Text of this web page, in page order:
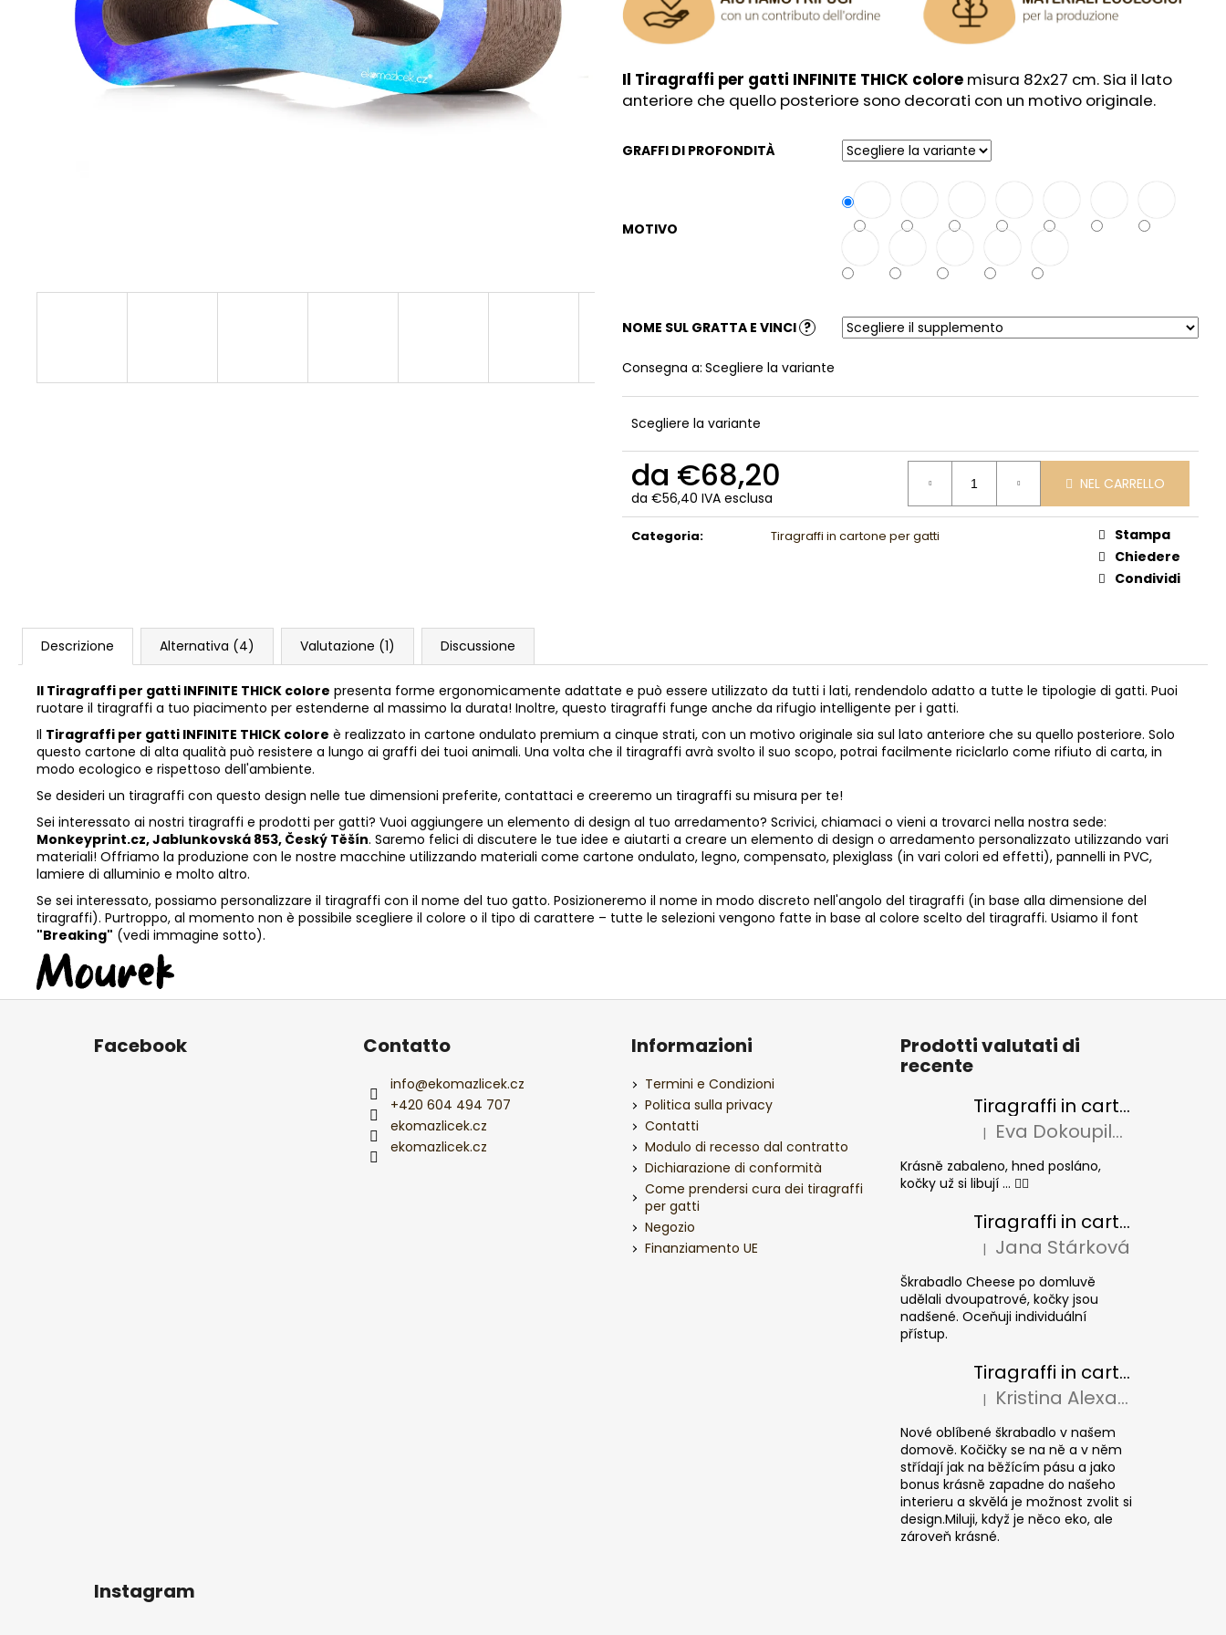
Il Tiragraffi per gatti INFINITE THICK colore misura 82x27 cm. Sia il lato
anteriore che quello posteriore sono decorati con un motivo originale.
GRAFFI DI PROFONDITÀ
MOTIVO
NOME SUL GRATTA E VINCI ?
Consegna a: Scegliere la variante
Scegliere la variante
da €68,20
da €56,40 IVA esclusa
Prezzo
della
misura:
NEL CARRELLO
Categoria: Tiragraffi in cartone per gatti
Stampa
Chiedere
Condividi
Descrizione Alternativa (4) Valutazione (1) Discussione
Il Tiragraffi per gatti INFINITE THICK colore presenta forme ergonomicamente adattate e può essere utilizzato da tutti i lati, rendendolo adatto a tutte le tipologie di gatti. Puoi
ruotare il tiragraffi a tuo piacimento per estenderne al massimo la durata! Inoltre, questo tiragraffi funge anche da rifugio intelligente per i gatti.
Il Tiragraffi per gatti INFINITE THICK colore è realizzato in cartone ondulato premium a cinque strati, con un motivo originale sia sul lato anteriore che su quello posteriore. Solo
questo cartone di alta qualità può resistere a lungo ai graffi dei tuoi animali. Una volta che il tiragraffi avrà svolto il suo scopo, potrai facilmente riciclarlo come rifiuto di carta, in
modo ecologico e rispettoso dell'ambiente.
Se desideri un tiragraffi con questo design nelle tue dimensioni preferite, contattaci e creeremo un tiragraffi su misura per te!
Sei interessato ai nostri tiragraffi e prodotti per gatti? Vuoi aggiungere un elemento di design al tuo arredamento? Scrivici, chiamaci o vieni a trovarci nella nostra sede:
Monkeyprint.cz, Jablunkovská 853, Český Těšín. Saremo felici di discutere le tue idee e aiutarti a creare un elemento di design o arredamento personalizzato utilizzando vari
materiali! Offriamo la produzione con le nostre macchine utilizzando materiali come cartone ondulato, legno, compensato, plexiglass (in vari colori ed effetti), pannelli in PVC,
lamiere di alluminio e molto altro.
Se sei interessato, possiamo personalizzare il tiragraffi con il nome del tuo gatto. Posizioneremo il nome in modo discreto nell'angolo del tiragraffi (in base alla dimensione del
tiragraffi). Purtroppo, al momento non è possibile scegliere il colore o il tipo di carattere – tutte le selezioni vengono fatte in base al colore scelto del tiragraffi. Usiamo il font
"Breaking" (vedi immagine sotto).
Facebook Contatto
info@ekomazlicek.cz
+420 604 494 707
ekomazlicek.cz
ekomazlicek.cz
Informazioni
Termini e Condizioni
Politica sulla privacy
Contatti
Modulo di recesso dal contratto
Dichiarazione di conformità
Come prendersi cura dei tiragraffi
per gatti
Negozio
Finanziamento UE
Prodotti valutati di
recente
Tiragraffi in cartone per gatti BASIC Colour
La valutazione del prodotto è 5 su 5
| Eva Dokoupilová
Krásně zabaleno, hned posláno,
kočky už si libují ... 👍🏻
Tiragraffi in cartone per gatti CHEESE ELIPSE colore
La valutazione del prodotto è 5 su 5
| Jana Stárková
Škrabadlo Cheese po domluvě
udělali dvoupatrové, kočky jsou
nadšené. Oceňuji individuální
přístup.
Tiragraffi in cartone per gatti CUBE Colour
La valutazione del prodotto è 5 su 5
| Kristina Alexandrová
Nové oblíbené škrabadlo v našem
domově. Kočičky se na ně a v něm
střídají jak na běžícím pásu a jako
bonus krásně zapadne do našeho
interieru a skvělá je možnost zvolit si
design.Miluji, když je něco eko, ale
zároveň krásné.
Instagram